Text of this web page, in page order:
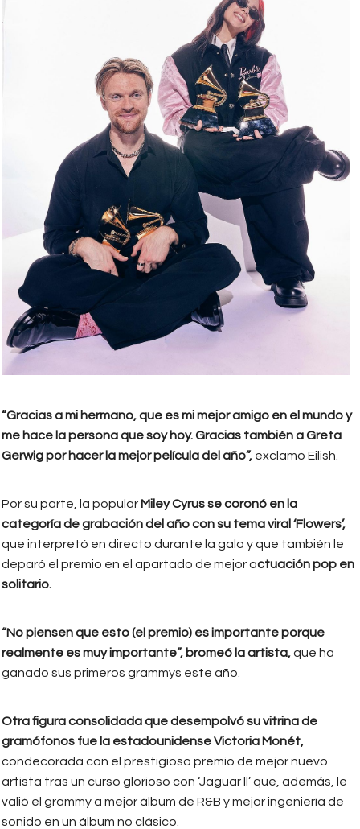
“Gracias a mi hermano, que es mi mejor amigo en el mundo y
me hace la persona que soy hoy. Gracias también a Greta
Gerwig por hacer la mejor película del año”, exclamó Eilish.
Por su parte, la popular Miley Cyrus se coronó en la
categoría de grabación del año con su tema viral ‘Flowers’,
que interpretó en directo durante la gala y que también le
deparó el premio en el apartado de mejor actuación pop en
solitario.
“No piensen que esto (el premio) es importante porque
realmente es muy importante”, bromeó la artista,que ha
ganado sus primeros grammys este año.
Otra figura consolidada que desempolvó su vitrina de
gramófonos fue la estadounidense Victoria Monét,
condecorada con el prestigioso premio de mejor nuevo
artista tras un curso glorioso con ‘Jaguar II’ que, además, le
valió el grammy a mejor álbum de R&B y mejor ingeniería de
sonido en un álbum no clásico.